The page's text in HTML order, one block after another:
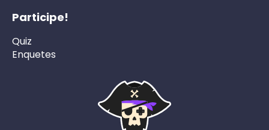
Participe!
Quiz
Enquetes